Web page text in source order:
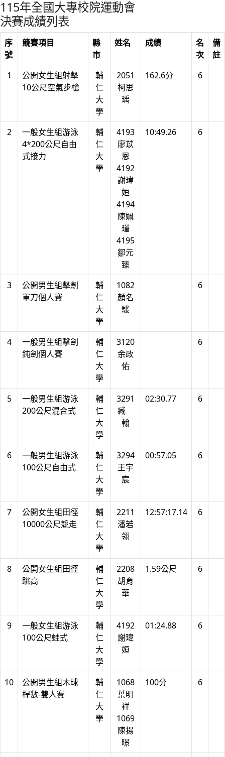
115年全國大專校院運動會
決賽成績列表
序
號
競賽項目
縣
市
姓名 成績
名
次
備
註
1
公開女生組射擊
10公尺空氣步槍
輔
仁
大
學
2051
柯思
瑀
162.6分 6
2
一般女生組游泳
4*200公尺自由
式接力
輔
仁
大
學
4193
廖苡
恩
4192
謝瑋
姮
4194
陳姵
瑾
4195
鄒元
臻
10:49.26 6
3
公開男生組擊劍
軍刀個人賽
輔
仁
大
學
1082
顏名
駿
6
4
一般男生組擊劍
鈍劍個人賽
輔
仁
大
學
3120
余政
佑
6
5
一般男生組游泳
200公尺混合式
輔
仁
大
學
3291
臧
翰
02:30.77 6
6
一般男生組游泳
100公尺自由式
輔
仁
大
學
3294
王宇
宸
00:57.05 6
7
公開女生組田徑
10000公尺競走
輔
仁
大
學
2211
潘若
翎
12:57:17.14 6
8
公開女生組田徑
跳高
輔
仁
大
學
2208
胡育
華
1.59公尺 6
9
一般女生組游泳
100公尺蛙式
輔
仁
大
學
4192
謝瑋
姮
01:24.88 6
10
公開男生組木球
桿數-雙人賽
輔
仁
大
學
1068
葉明
祥
1069
陳揚
暻
100分 6